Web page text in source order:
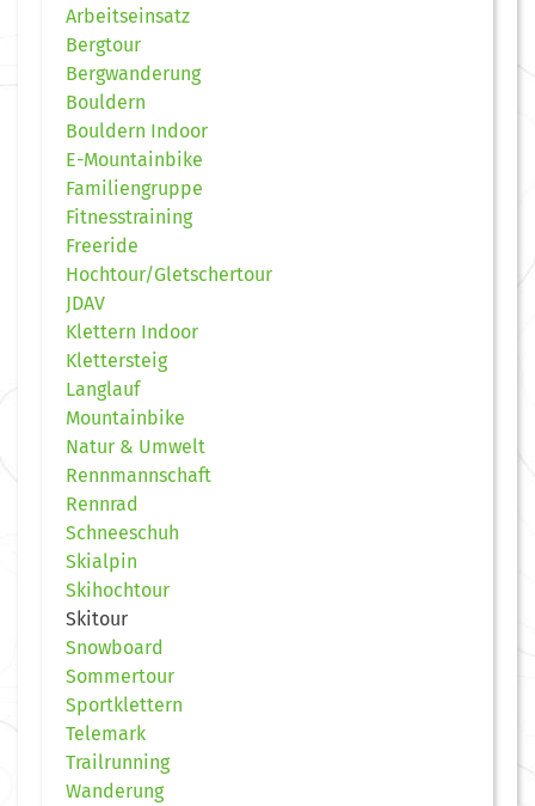
Arbeitseinsatz
Bergtour
Bergwanderung
Bouldern
Bouldern Indoor
E-Mountainbike
Familiengruppe
Fitnesstraining
Freeride
Hochtour/Gletschertour
JDAV
Klettern Indoor
Klettersteig
Langlauf
Mountainbike
Natur & Umwelt
Rennmannschaft
Rennrad
Schneeschuh
Skialpin
Skihochtour
Skitour
Snowboard
Sommertour
Sportklettern
Telemark
Trailrunning
Wanderung